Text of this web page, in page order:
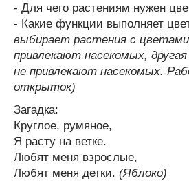
- Для чего растениям нужен
- Какие функции выполняет
выбирает растения с
привлекают насекомых,
не привлекают насекомых.
открыток)
Загадка:
Круглое, румяное,
Я расту на ветке.
Любят меня взрослые,
Любят меня детки. (Яблоко)